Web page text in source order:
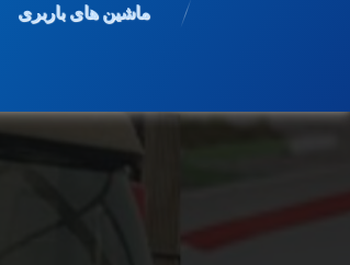
ماشین های باربری